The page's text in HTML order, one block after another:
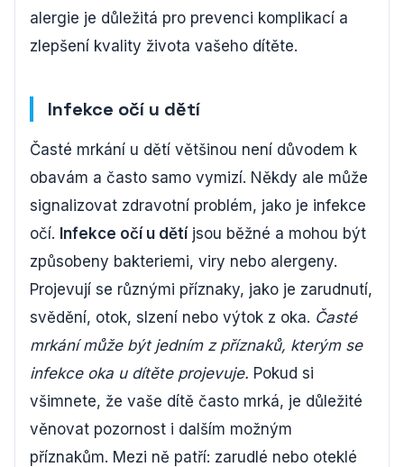
alergie je důležitá pro prevenci komplikací a
zlepšení kvality života vašeho dítěte.
Infekce očí u dětí
Časté mrkání u dětí většinou není důvodem k
obavám a často samo vymizí. Někdy ale může
signalizovat zdravotní problém, jako je infekce
očí. Infekce očí u dětí jsou běžné a mohou být
způsobeny bakteriemi, viry nebo alergeny.
Projevují se různými příznaky, jako je zarudnutí,
svědění, otok, slzení nebo výtok z oka. Časté
mrkání může být jedním z příznaků, kterým se
infekce oka u dítěte projevuje. Pokud si
všimnete, že vaše dítě často mrká, je důležité
věnovat pozornost i dalším možným
příznakům. Mezi ně patří: zarudlé nebo oteklé